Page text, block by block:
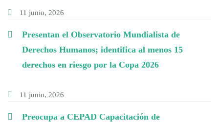
11 junio, 2026
Presentan el Observatorio Mundialista de
Derechos Humanos; identifica al menos 15
derechos en riesgo por la Copa 2026
11 junio, 2026
Preocupa a CEPAD Capacitación de